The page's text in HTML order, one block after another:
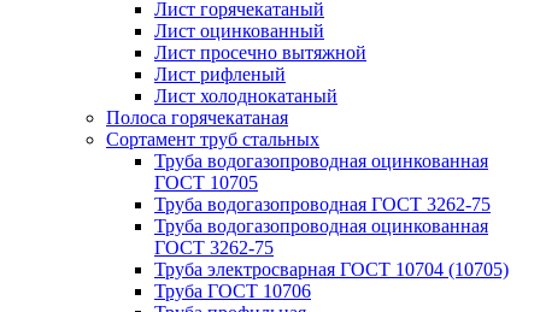
Лист горячекатаный
Лист оцинкованный
Лист просечно вытяжной
Лист рифленый
Лист холоднокатаный
Полоса горячекатаная
Сортамент труб стальных
Труба водогазопроводная оцинкованная
ГОСТ 10705
Труба водогазопроводная ГОСТ 3262-75
Труба водогазопроводная оцинкованная
ГОСТ 3262-75
Труба электросварная ГОСТ 10704 (10705)
Труба ГОСТ 10706